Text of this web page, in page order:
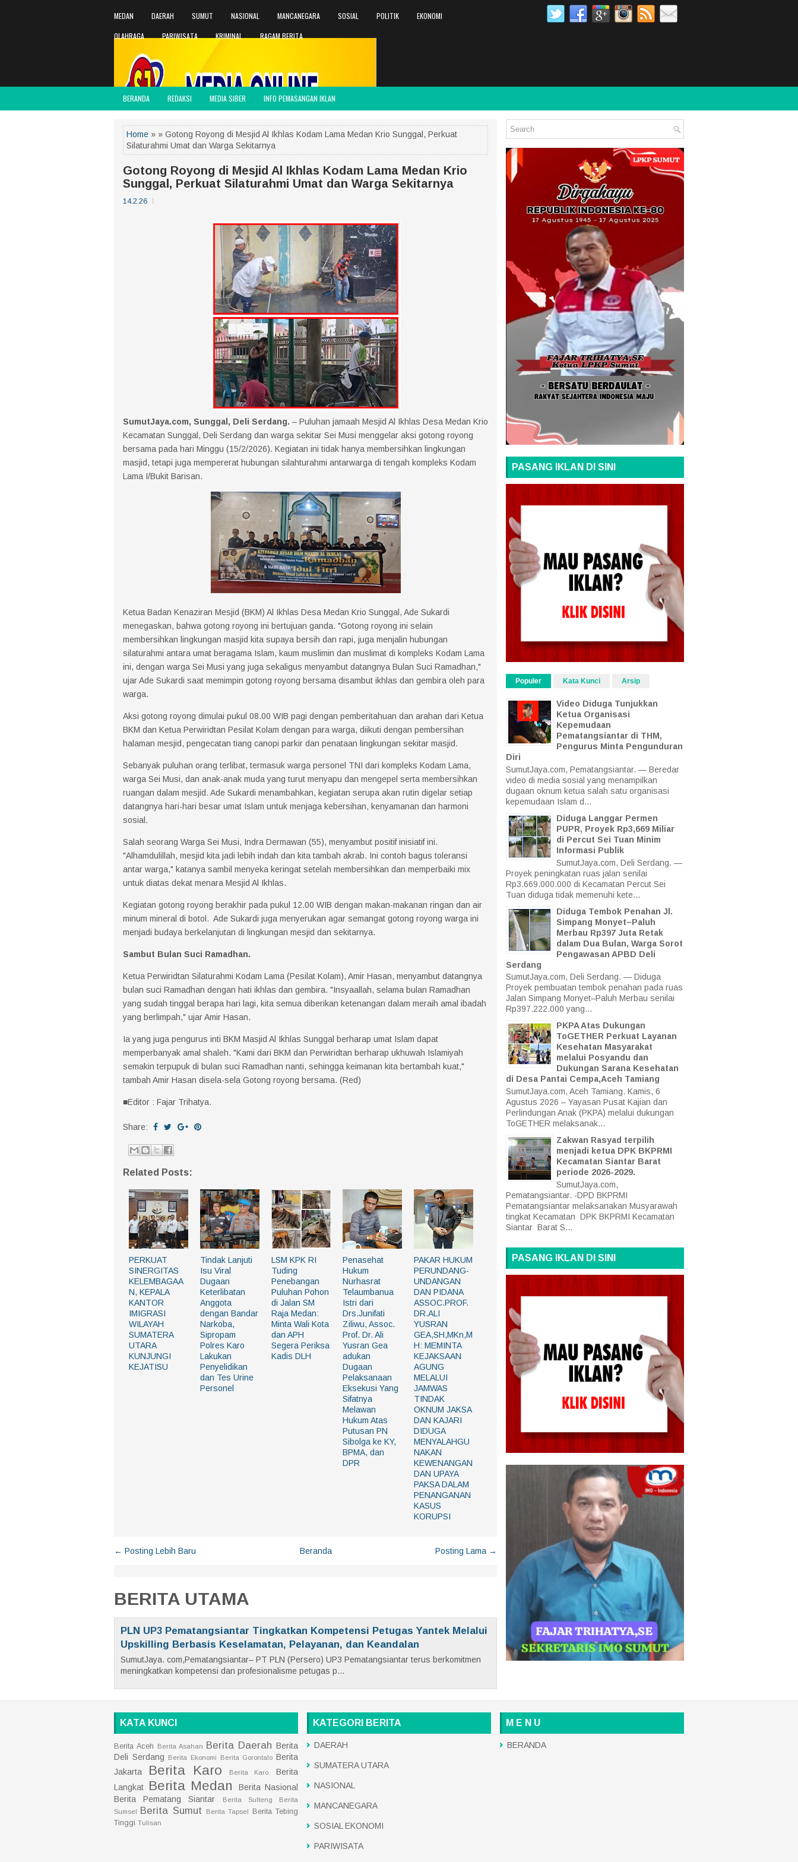
MEDAN DAERAH SUMUT NASIONAL MANCANEGARA SOSIAL POLITIK
EKONOMI
OLAHRAGA
PARIWISATA KRIMINAL RAGAM BERITA
BERANDA REDAKSI MEDIA SIBER INFO PEMASANGAN IKLAN
Home » » Gotong Royong di Mesjid Al Ikhlas Kodam Lama Medan Krio Sunggal, Perkuat
Silaturahmi Umat dan Warga Sekitarnya
Gotong Royong di Mesjid Al Ikhlas Kodam Lama Medan Krio
Sunggal, Perkuat Silaturahmi Umat dan Warga Sekitarnya
14.2.26
SumutJaya.com, Sunggal, Deli Serdang. – Puluhan jamaah Mesjid Al Ikhlas Desa Medan Krio
Kecamatan Sunggal, Deli Serdang dan warga sekitar Sei Musi menggelar aksi gotong royong
bersama pada hari Minggu (15/2/2026). Kegiatan ini tidak hanya membersihkan lingkungan
masjid, tetapi juga mempererat hubungan silahturahmi antarwarga di tengah kompleks Kodam
Lama I/Bukit Barisan.
Ketua Badan Kenaziran Mesjid (BKM) Al Ikhlas Desa Medan Krio Sunggal, Ade Sukardi
menegaskan, bahwa gotong royong ini bertujuan ganda. "Gotong royong ini selain
membersihkan lingkungan masjid kita supaya bersih dan rapi, juga menjalin hubungan
silaturahmi antara umat beragama Islam, kaum muslimin dan muslimat di kompleks Kodam Lama
ini, dengan warga Sei Musi yang juga sekaligus menyambut datangnya Bulan Suci Ramadhan,"
ujar Ade Sukardi saat memimpin gotong royong bersama disambut ikhlas dan gembira oleh para
warga.
Aksi gotong royong dimulai pukul 08.00 WIB pagi dengan pemberitahuan dan arahan dari Ketua
BKM dan Ketua Perwiridtan Pesilat Kolam dengan para warga, diikuti dengan pembersihan
halaman mesjid, pengecatan tiang canopi parkir dan penataan lingkungan sekitar masjid.
Sebanyak puluhan orang terlibat, termasuk warga personel TNI dari kompleks Kodam Lama,
warga Sei Musi, dan anak-anak muda yang turut menyapu dan mengepel serta membersihkan
ruangan dalam mesjid. Ade Sukardi menambahkan, kegiatan serupa akan rutin digelar setiap
datangnya hari-hari besar umat Islam untuk menjaga kebersihan, kenyamanan dan harmoni
sosial.
Salah seorang Warga Sei Musi, Indra Dermawan (55), menyambut positif inisiatif ini.
"Alhamdulillah, mesjid kita jadi lebih indah dan kita tambah akrab. Ini contoh bagus toleransi
antar warga," katanya sambil menyeka keringat setelah membersihkan dan memperbaiki mix
untuk diatas dekat menara Mesjid Al Ikhlas.
Kegiatan gotong royong berakhir pada pukul 12.00 WIB dengan makan-makanan ringan dan air
minum mineral di botol. Ade Sukardi juga menyerukan agar semangat gotong royong warga ini
menjadi budaya berkelanjutan di lingkungan mesjid dan sekitarnya.
Sambut Bulan Suci Ramadhan.
Ketua Perwiridtan Silaturahmi Kodam Lama (Pesilat Kolam), Amir Hasan, menyambut datangnya
bulan suci Ramadhan dengan hati ikhlas dan gembira. "Insyaallah, selama bulan Ramadhan
yang sudah tinggal berapa hari lagi, kita semua diberikan ketenangan dalam meraih amal ibadah
yang berlimpah," ujar Amir Hasan.
Ia yang juga pengurus inti BKM Masjid Al Ikhlas Sunggal berharap umat Islam dapat
memperbanyak amal shaleh. "Kami dari BKM dan Perwiridtan berharap ukhuwah Islamiyah
semakin terpupuk di bulan suci Ramadhan nanti, sehingga keimanan kita bertambah kuat,"
tambah Amir Hasan disela-sela Gotong royong bersama. (Red)
■Editor : Fajar Trihatya.
Share:
Related Posts:
PERKUAT
SINERGITAS
KELEMBAGAA
N, KEPALA
KANTOR
IMIGRASI
WILAYAH
SUMATERA
UTARA
KUNJUNGI
KEJATISU
Tindak Lanjuti
Isu Viral
Dugaan
Keterlibatan
Anggota
dengan Bandar
Narkoba,
Sipropam
Polres Karo
Lakukan
Penyelidikan
dan Tes Urine
Personel
LSM KPK RI
Tuding
Penebangan
Puluhan Pohon
di Jalan SM
Raja Medan:
Minta Wali Kota
dan APH
Segera Periksa
Kadis DLH
Penasehat
Hukum
Nurhasrat
Telaumbanua
Istri dari
Drs.Junifati
Ziliwu, Assoc.
Prof. Dr. Ali
Yusran Gea
adukan
Dugaan
Pelaksanaan
Eksekusi Yang
Sifatnya
Melawan
Hukum Atas
Putusan PN
Sibolga ke KY,
BPMA, dan
DPR
PAKAR HUKUM
PERUNDANG-
UNDANGAN
DAN PIDANA
ASSOC.PROF.
DR.ALI
YUSRAN
GEA,SH,MKn,M
H: MEMINTA
KEJAKSAAN
AGUNG
MELALUI
JAMWAS
TINDAK
OKNUM JAKSA
DAN KAJARI
DIDUGA
MENYALAHGU
NAKAN
KEWENANGAN
DAN UPAYA
PAKSA DALAM
PENANGANAN
KASUS
KORUPSI
← Posting Lebih Baru Posting Lama →
Beranda
BERITA UTAMA
PLN UP3 Pematangsiantar Tingkatkan Kompetensi Petugas Yantek Melalui
Upskilling Berbasis Keselamatan, Pelayanan, dan Keandalan
SumutJaya. com,Pematangsiantar– PT PLN (Persero) UP3 Pematangsiantar terus berkomitmen
meningkatkan kompetensi dan profesionalisme petugas p...
PASANG IKLAN DI SINI
Populer Kata Kunci Arsip
Video Diduga Tunjukkan
Ketua Organisasi
Kepemudaan
Pematangsiantar di THM,
Pengurus Minta Pengunduran
Diri
SumutJaya.com, Pematangsiantar. — Beredar
video di media sosial yang menampilkan
dugaan oknum ketua salah satu organisasi
kepemudaan Islam d...
Diduga Langgar Permen
PUPR, Proyek Rp3,669 Miliar
di Percut Sei Tuan Minim
Informasi Publik
SumutJaya.com, Deli Serdang. —
Proyek peningkatan ruas jalan senilai
Rp3.669.000.000 di Kecamatan Percut Sei
Tuan diduga tidak memenuhi kete...
Diduga Tembok Penahan Jl.
Simpang Monyet–Paluh
Merbau Rp397 Juta Retak
dalam Dua Bulan, Warga Sorot
Pengawasan APBD Deli
Serdang
SumutJaya.com, Deli Serdang. — Diduga
Proyek pembuatan tembok penahan pada ruas
Jalan Simpang Monyet–Paluh Merbau senilai
Rp397.222.000 yang...
PKPA Atas Dukungan
ToGETHER Perkuat Layanan
Kesehatan Masyarakat
melalui Posyandu dan
Dukungan Sarana Kesehatan
di Desa Pantai Cempa,Aceh Tamiang
SumutJaya.com, Aceh Tamiang. Kamis, 6
Agustus 2026 – Yayasan Pusat Kajian dan
Perlindungan Anak (PKPA) melalui dukungan
ToGETHER melaksanak...
Zakwan Rasyad terpilih
menjadi ketua DPK BKPRMI
Kecamatan Siantar Barat
periode 2026-2029.
SumutJaya.com,
Pematangsiantar. -DPD BKPRMI
Pematangsiantar melaksanakan Musyarawah
tingkat Kecamatan DPK BKPRMI Kecamatan
Siantar Barat S...
PASANG IKLAN DI SINI
KATA KUNCI
Berita Aceh Berita Asahan Berita Daerah Berita
Deli Serdang
Berita Ekonomi Berita Gorontalo Berita
Jakarta
Berita Karo Berita Karo.
Berita
Langkat
Berita Medan
Berita Nasional
Berita Pematang Siantar
Berita Sulteng
Berita
Sumsel Berita Sumut Berita Tapsel
Berita Tebing
Tinggi Tulisan
KATEGORI BERITA
DAERAH
SUMATERA UTARA
NASIONAL
MANCANEGARA
SOSIAL EKONOMI
PARIWISATA
M E N U
BERANDA